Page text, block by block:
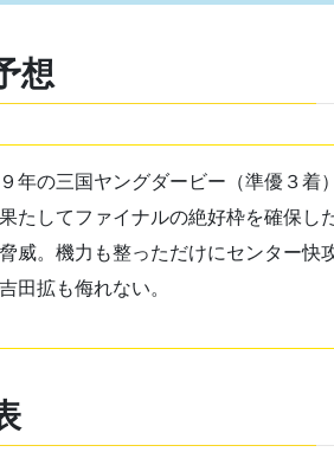
想
年の三国ヤングダービー（準優３
たしてファイナルの絶好枠を確保
威。機力も整っただけにセンター
田拡も侮れない。